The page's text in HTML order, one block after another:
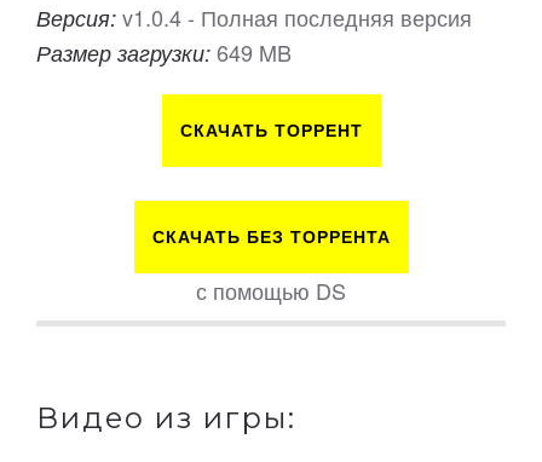
Версия: v1.0.4 - Полная последняя версия
Размер загрузки: 649 MB
СКАЧАТЬ ТОРРЕНТ
СКАЧАТЬ БЕЗ ТОРРЕНТА
с помощью DS
Видео из игры: